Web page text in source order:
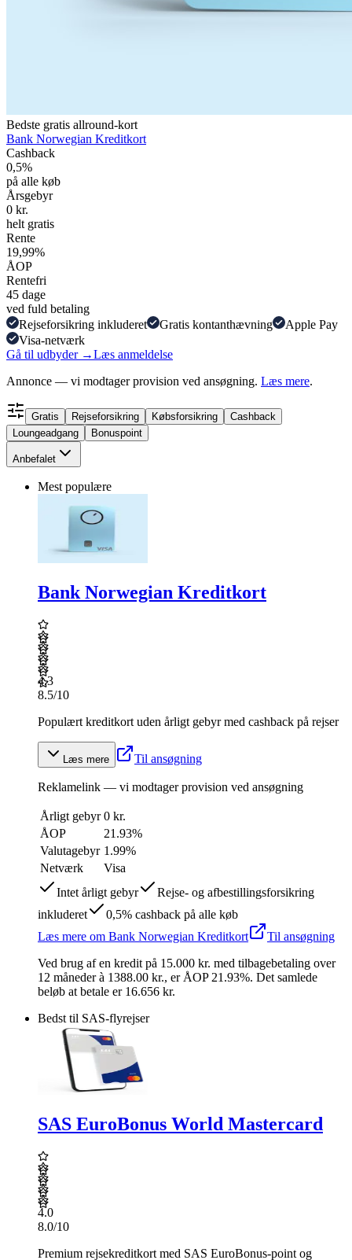
Bedste gratis allround-kort
Bank Norwegian Kreditkort
Cashback
0,5%
på alle køb
Årsgebyr
0 kr.
helt gratis
Rente
19,99%
ÅOP
Rentefri
45 dage
ved fuld betaling
Rejseforsikring inkluderet
Gratis kontanthævning
Apple Pay
Visa-netværk
Gå til udbyder →Læs anmeldelse
Annonce — vi modtager provision ved ansøgning. Læs mere.
Gratis Rejseforsikring Købsforsikring
Cashback
Loungeadgang
Bonuspoint
Anbefalet
Mest populære
Bank Norwegian Kreditkort
4.3
8.5/10
Populært kreditkort uden årligt gebyr med cashback på rejser
Læs mere Til ansøgning
Reklamelink — vi modtager provision ved ansøgning
Årligt gebyr 0 kr.
ÅOP
21.93%
Valutagebyr 1.99%
Netværk
Visa
Intet årligt gebyr
Rejse- og afbestillingsforsikring
inkluderet
0,5% cashback på alle køb
Læs mere om Bank Norwegian Kreditkort
Til ansøgning
Ved brug af en kredit på 15.000 kr. med tilbagebetaling over
12 månederà 1388.00 kr., er ÅOP 21.93%. Det samlede
beløb at betale er 16.656 kr.
Bedst til SAS-flyrejser
SAS EuroBonus World Mastercard
4.0
8.0/10
Premium rejsekreditkort med SAS EuroBonus-point og